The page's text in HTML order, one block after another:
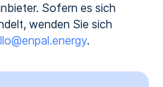
Sofern es sich
wenden Sie sich
.